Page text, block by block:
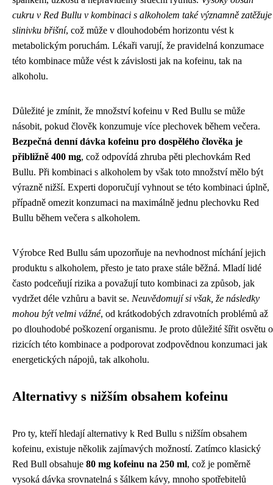
cukru v Red Bullu v kombinaci s alkoholem také významně zatěžuje
slinivku břišní, což může v dlouhodobém horizontu vést k
metabolickým poruchám. Lékaři varují, že pravidelná konzumace
této kombinace může vést k závislosti jak na kofeinu, tak na
alkoholu.
Důležité je zmínit, že množství kofeinu v Red Bullu se může
násobit, pokud člověk konzumuje více plechovek během večera.
Bezpečná denní dávka kofeinu pro dospělého člověka je
přibližně 400 mg, což odpovídá zhruba pěti plechovkám Red
Bullu. Při kombinaci s alkoholem by však toto množství mělo být
výrazně nižší. Experti doporučují vyhnout se této kombinaci úplně,
případně omezit konzumaci na maximálně jednu plechovku Red
Bullu během večera s alkoholem.
Výrobce Red Bullu sám upozorňuje na nevhodnost míchání jejich
produktu s alkoholem, přesto je tato praxe stále běžná. Mladí lidé
často podceňují rizika a považují tuto kombinaci za způsob, jak
vydržet déle vzhůru a bavit se. Neuvědomují si však, že následky
mohou být velmi vážné, od krátkodobých zdravotních problémů až
po dlouhodobé poškození organismu. Je proto důležité šířit osvětu o
rizicích této kombinace a podporovat zodpovědnou konzumaci jak
energetických nápojů, tak alkoholu.
Alternativy s nižším obsahem kofeinu
Pro ty, kteří hledají alternativy k Red Bullu s nižším obsahem
kofeinu, existuje několik zajímavých možností. Zatímco klasický
Red Bull obsahuje 80 mg kofeinu na 250 ml, což je poměrně
vysoká dávka srovnatelná s šálkem kávy, mnoho spotřebitelů